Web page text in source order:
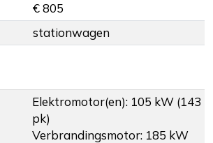
€ 805
stationwagen
Elektromotor(en): 105 kW (143
pk)
Verbrandingsmotor: 185 kW